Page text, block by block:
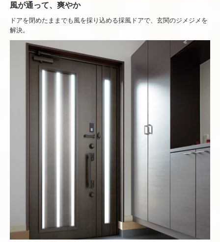
風が通って、爽やか
ドアを閉めたままでも風を採り込める採風ドアで、玄関のジメジメを
解決。